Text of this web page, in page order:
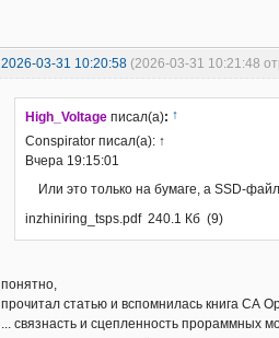
2026-03-31 10:20:58 (2026-03-31 10:21:48
High_Voltage писал(а): ↑
Conspirator писал(а): ↑
Вчера 19:15:01
Или это только на бумаге, а SSD-
inzhiniring_tsps.pdf 240.1 Кб (9)
понятно,
прочитал статью и вспомнилась книга СА
... связнасть и сцепленность прораммных